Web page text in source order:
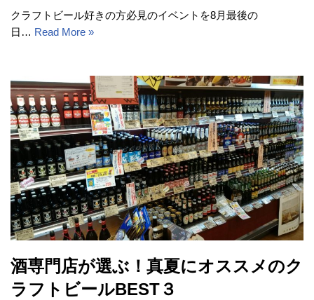
クラフトビール好きの方必見のイベントを8月最後の
日… Read More »
酒専門店が選ぶ！真夏にオススメのク
ラフトビールBEST３